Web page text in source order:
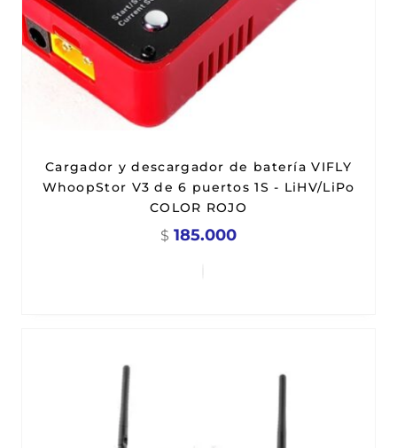
Cargador y descargador de batería VIFLY
WhoopStor V3 de 6 puertos 1S - LiHV/LiPo
COLOR ROJO
$ 185.000